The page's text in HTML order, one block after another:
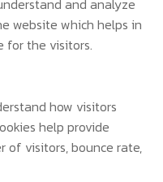
website which helps in
for the visitors.
how visitors
help provide
of visitors, bounce rate,